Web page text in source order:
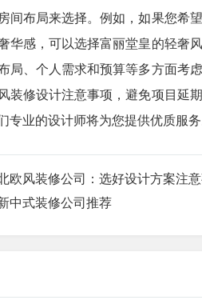
间布局来选择。例如，如果您希
华感，可以选择富丽堂皇的轻奢
局、个人需求和预算等多方面考
装修设计注意事项，避免项目延
专业的设计师将为您提供优质服务
欧风装修公司：选好设计方案注
中式装修公司推荐